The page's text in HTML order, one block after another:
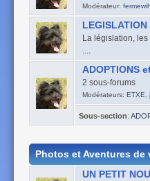
Modérateur:
La législation,
....
ADOPTIONS
2 sous-forums
Modérateurs: ETXE,
Sous-section:
Photos et Aventures de
UN PETIT